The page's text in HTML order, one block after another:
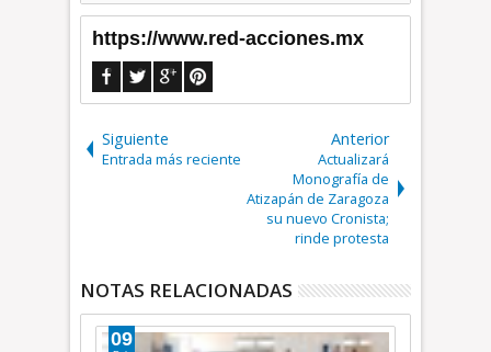
https://www.red-acciones.mx
Siguiente
Entrada más reciente
Anterior
Actualizará
Monografía de
Atizapán de Zaragoza
su nuevo Cronista;
rinde protesta
NOTAS RELACIONADAS
13